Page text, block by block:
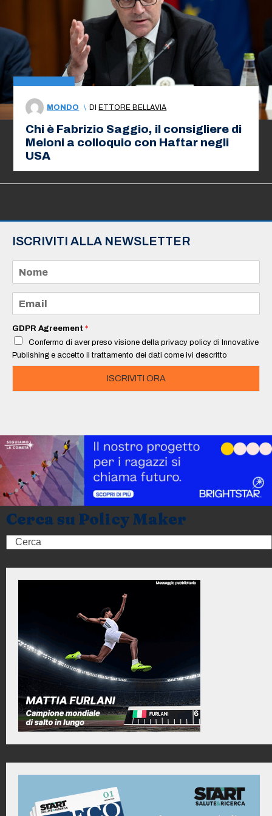
MONDO \ DI ETTORE BELLAVIA
Chi è Fabrizio Saggio, il consigliere di
Meloni a colloquio con Haftar negli
USA
ISCRIVITI ALLA NEWSLETTER
m
e
a
i
*
GDPR Agreement *
Confermo di aver preso visione della privacy policy di Innovative
Publishing e accetto il trattamento dei dati come ivi descritto
ISCRIVITI ORA
Cerca su Policy Maker
Search